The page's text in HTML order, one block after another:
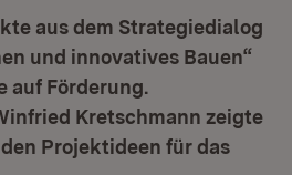
aus dem Strategiedialog
und innovatives Bauen“
auf Förderung.
Kretschmann zeigte
Projektideen für das